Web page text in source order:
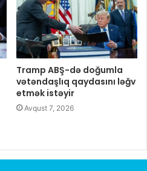
Tramp ABŞ-də doğumla
vətəndaşlıq qaydasını ləğv
etmək istəyir
Avqust 7, 2026